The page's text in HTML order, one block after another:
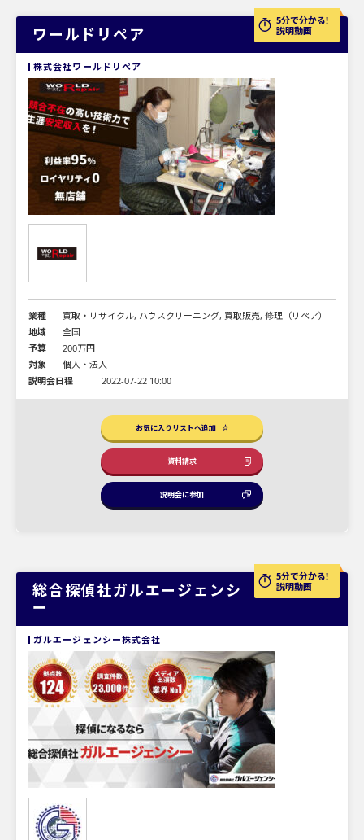
5分で分かる!
説明動画
ワールドリペア
株式会社ワールドリペア
業種
買取・リサイクル, ハウスクリーニング, 買取販売, 修理（リペア）
地域
全国
予算
200万円
対象
個人・法人
説明会日程
2022-07-22 10:00
お気に入りリストへ追加
資料請求
説明会に参加
5分で分かる!
説明動画
総合探偵社ガルエージェンシ
ー
ガルエージェンシー株式会社